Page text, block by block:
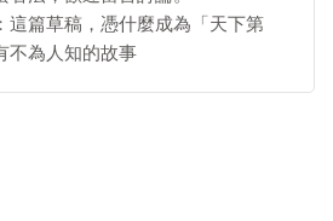
這篇草稿，憑什麼成為「天下第
不為人知的故事